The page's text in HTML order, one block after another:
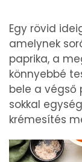
Egy rövid
amelynek
paprika, a
könnyebbé
bele a végső
sokkal
krémesítés